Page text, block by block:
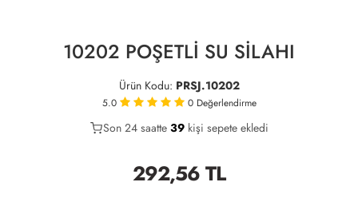
10202 POŞETLİ SU SİLAHI
Ürün Kodu: PRSJ.10202
5.0 0 Değerlendirme
20
Son 24 saatte 39kişi sepete ekledi
15
292,56TL